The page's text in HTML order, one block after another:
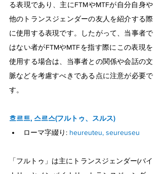
る表現であり、主にFTMやMTFが自分自身や
他のトランスジェンダーの友人を紹介する際
に使用する表現です。したがって、当事者で
はない者がFTMやMTFを指す際にこの表現を
使用する場合は、当事者との関係や会話の文
脈などを考慮すべきである点に注意が必要で
す。
흐르트, 스르스(フルトゥ、スルス)
ローマ字綴り: heureuteu, seureuseu
「フルトゥ」は主にトランスジェンダー(バイ